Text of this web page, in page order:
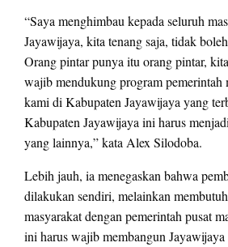
“Saya menghimbau kepada seluruh
Jayawijaya, kita tenang saja, tidak
Orang pintar punya itu orang pintar,
wajib mendukung program pemerintah
kami di Kabupaten Jayawijaya yang
Kabupaten Jayawijaya ini harus
yang lainnya,” kata Alex Silodoba.
Lebih jauh, ia menegaskan bahwa
dilakukan sendiri, melainkan
masyarakat dengan pemerintah pusat
ini harus wajib membangun Jayawijaya